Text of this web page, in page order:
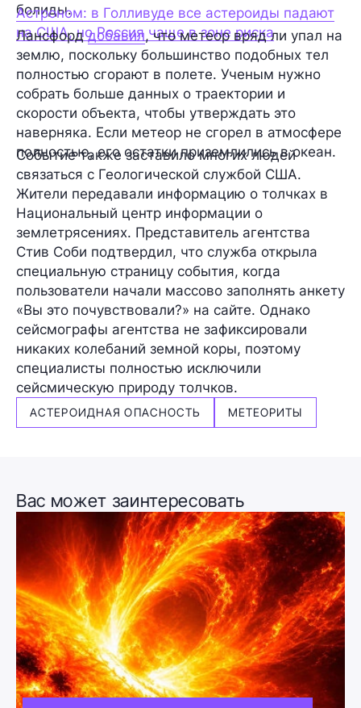
болиды.
Астроном: в Голливуде все астероиды падают
на США, но Россия чаще в зоне риска
Лансфорддобавил, что метеор вряд ли упал на
землю, поскольку большинство подобных тел
полностью сгорают в полете. Ученым нужно
собрать больше данных о траектории и
скорости объекта, чтобы утверждать это
наверняка. Если метеор не сгорел в атмосфере
полностью, его остатки приземлились в океан.
Событие также заставило многих людей
связаться с Геологической службой США.
Жители передавали информацию о толчках в
Национальный центр информации о
землетрясениях. Представитель агентства
Стив Соби подтвердил, что служба открыла
специальную страницу события, когда
пользователи начали массово заполнять анкету
«Вы это почувствовали?» на сайте. Однако
сейсмографы агентства не зафиксировали
никаких колебаний земной коры, поэтому
специалисты полностью исключили
сейсмическую природу толчков.
АСТЕРОИДНАЯ ОПАСНОСТЬ МЕТЕОРИТЫ
Вас может заинтересовать